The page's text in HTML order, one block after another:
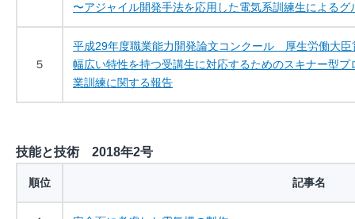
〜アジャイル開発手法を応用した電気系訓練生による
５
平成29年度職業能力開発論文コンクール 厚生労働大臣
幅広い特性を持つ受講生に対応するためのスキナー型
業訓練に関する報告
技能と技術 2018年2号
順位 記事名